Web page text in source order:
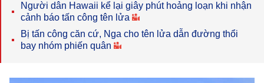
Người dân Hawaii kể lại giây phút hoảng loạn khi nhận
cảnh báo tấn công tên lửa
Bị tấn công căn cứ, Nga cho tên lửa dẫn đường thổi
bay nhóm phiến quân